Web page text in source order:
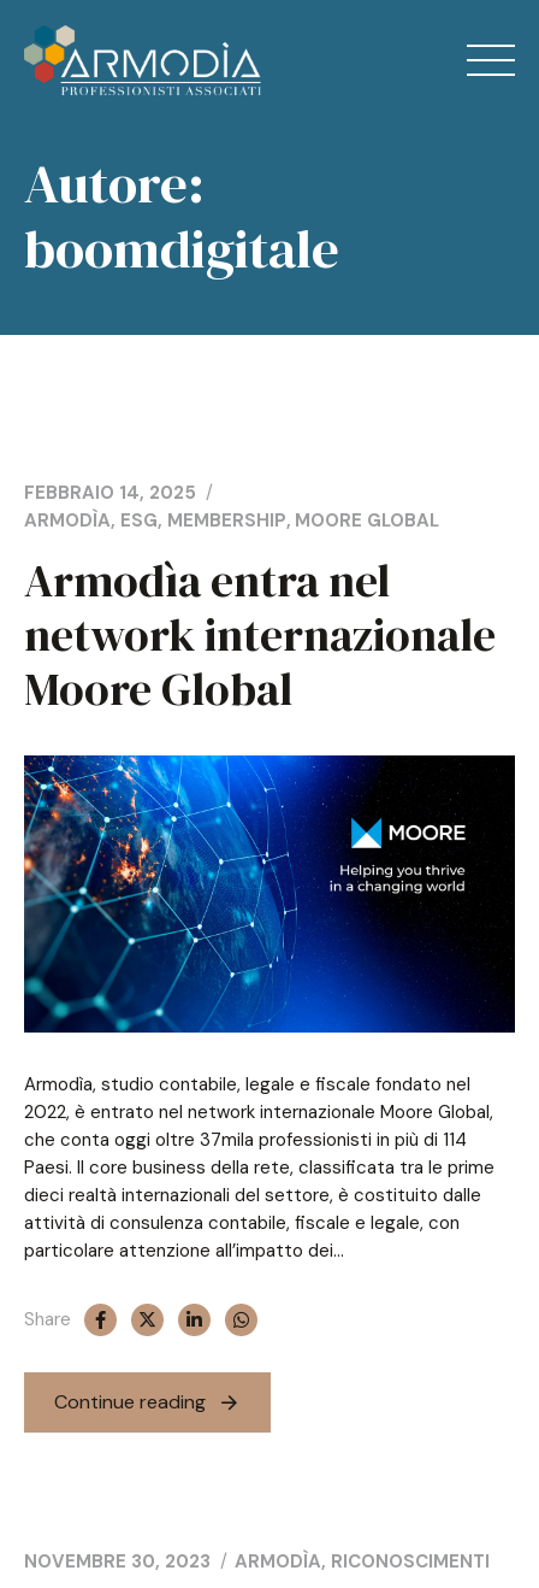
content
Home
Chi Siamo
Autore:
boomdigitale
FEBBRAIO 14, 2025
ARMODÌA, ESG, MEMBERSHIP, MOORE GLOBAL
Armodìa entra nel
network internazionale
Moore Global
Armodìa, studio contabile, legale e fiscale fondato nel
2022, è entrato nel network internazionale Moore Global,
che conta oggi oltre 37mila professionisti in più di 114
Paesi. Il core business della rete, classificata tra le prime
dieci realtà internazionali del settore, è costituito dalle
attività di consulenza contabile, fiscale e legale, con
particolare attenzione all’impatto dei...
Share
Continue reading
NOVEMBRE 30, 2023 ARMODÌA, RICONOSCIMENTI